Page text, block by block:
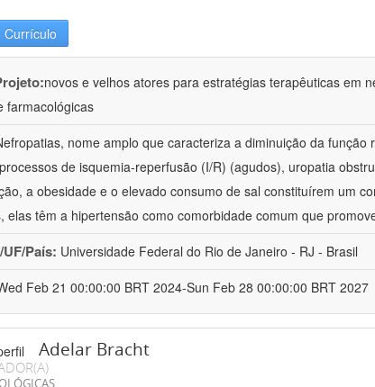
Currículo
novos e velhos atores para estratégias terapêuticas em
farmacológicas
nome amplo que caracteriza a diminuição da função
de isquemia-reperfusão (I/R) (agudos), uropatia
a obesidade e o elevado consumo de sal constituírem um
elas têm a hipertensão como comorbidade comum que
País: Universidade Federal do Rio de Janeiro - RJ - Brasil
Feb 21 00:00:00 BRT 2024-Sun Feb 28 00:00:00 BRT 2027
Adelar Bracht